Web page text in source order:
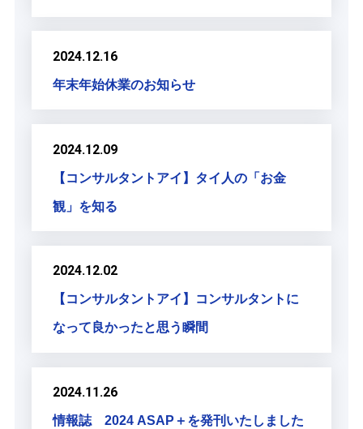
2024.12.16
年末年始休業のお知らせ
2024.12.09
【コンサルタントアイ】タイ人の「お金
観」を知る
2024.12.02
【コンサルタントアイ】コンサルタントに
なって良かったと思う瞬間
2024.11.26
情報誌 2024 ASAP＋を発刊いたしました